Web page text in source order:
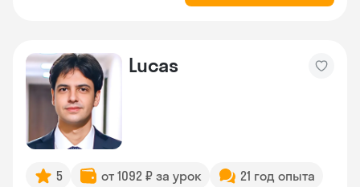
Lucas
5 от 1092 ₽ за урок
21 год опыта